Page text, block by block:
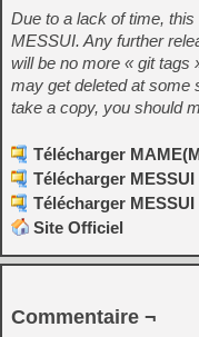
Due to a lack of time,
MESSUI. Any further
will be no more « git tags
may get deleted at some
take a copy, you should
Télécharger
Télécharger MESSUI
Télécharger MESSUI
Site Officiel
Commentaire ¬